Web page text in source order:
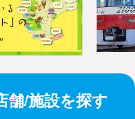
舗/施設を探す